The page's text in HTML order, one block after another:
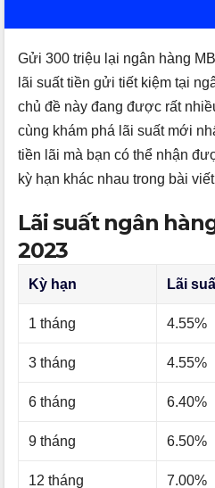
Gửi 300 triệu lại ngân hàng
lãi suất tiền gửi tiết kiệm tại
chủ đề này đang được rất
cùng khám phá lãi suất mới
tiền lãi mà bạn có thể nhận
kỳ hạn khác nhau trong bài
Lãi suất ngân
2023
Kỳ hạn Lãi
1 tháng 4.55%
3 tháng 4.55%
6 tháng 6.40%
9 tháng 6.50%
12 tháng 7.00%